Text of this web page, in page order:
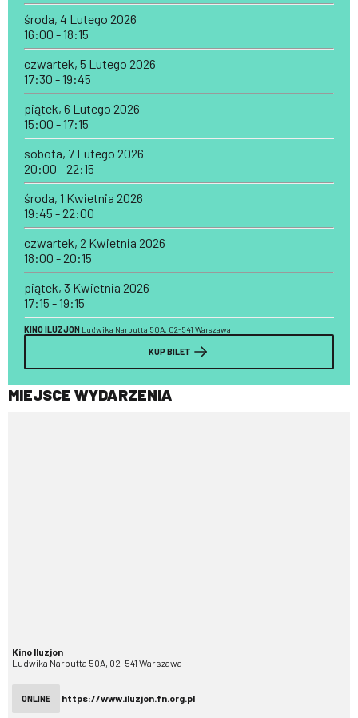
środa, 4 Lutego 2026
16:00 - 18:15
czwartek, 5 Lutego 2026
17:30 - 19:45
piątek, 6 Lutego 2026
15:00 - 17:15
sobota, 7 Lutego 2026
20:00 - 22:15
środa, 1 Kwietnia 2026
19:45 - 22:00
czwartek, 2 Kwietnia 2026
18:00 - 20:15
piątek, 3 Kwietnia 2026
17:15 - 19:15
KINO ILUZJON Ludwika Narbutta 50A, 02-541 Warszawa
KUP BILET
MIEJSCE WYDARZENIA
Kino Iluzjon
Ludwika Narbutta 50A, 02-541 Warszawa
ONLINE https://www.iluzjon.fn.org.pl